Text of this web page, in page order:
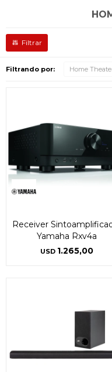
Filtrando por: Home
Receiver
Yamaha Rxv4a
USD 1.265,00